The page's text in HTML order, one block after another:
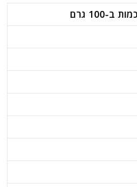
כמות ב-100 גרם